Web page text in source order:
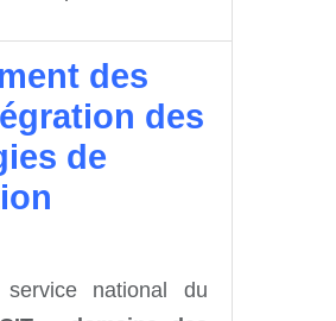
des
des
de
national du